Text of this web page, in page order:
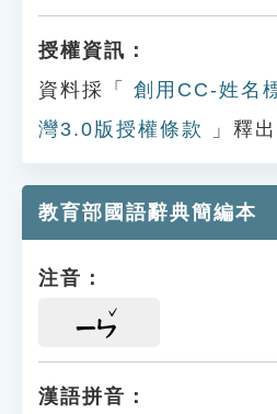
授權資訊：
資料採「
創用CC-姓名
灣3.0版授權條款
」釋出
教育部國語辭典簡編本
注音：
ㄧㄣ
漢語拼音：